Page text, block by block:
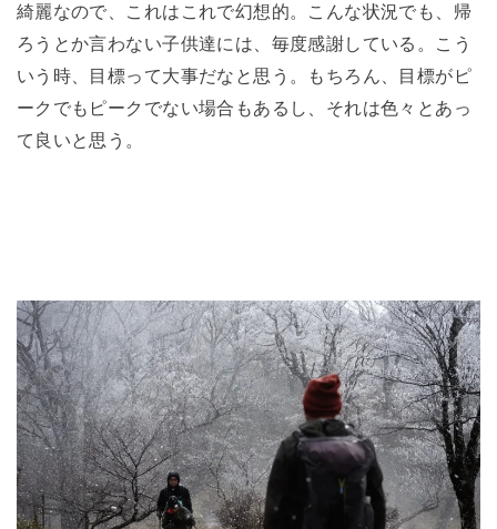
綺麗なので、これはこれで幻想的。こんな状況でも、帰
ろうとか言わない子供達には、毎度感謝している。こう
いう時、目標って大事だなと思う。もちろん、目標がピ
ークでもピークでない場合もあるし、それは色々とあっ
て良いと思う。